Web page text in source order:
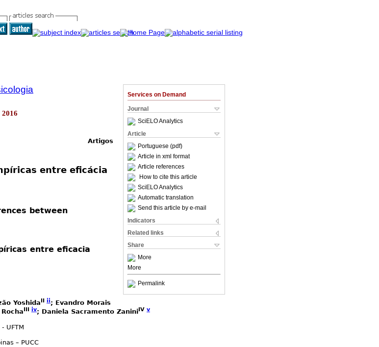
Services on Demand
Journal
SciELO Analytics
Article
Portuguese (pdf)
Article in xml format
Article references
How to cite this article
SciELO Analytics
Automatic translation
Send this article by e-mail
Indicators
Related links
Share
More
More
Permalink
Artigos
entre eficácia
between
entre eficacia
YoshidaII ii; Evandro Morais
iv; Daniela Sacramento Zanini IV v
UFTM
– PUCC